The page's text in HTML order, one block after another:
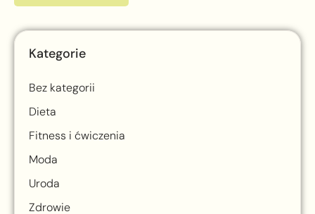
Kategorie
Bez kategorii
Dieta
Fitness i ćwiczenia
Moda
Uroda
Zdrowie